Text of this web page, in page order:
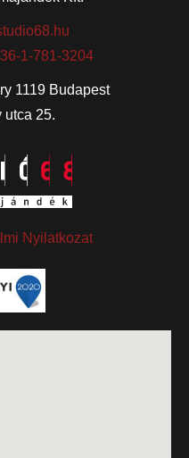
1-781-3204
1119 Budapest
utca 25.
Nyilatkozat